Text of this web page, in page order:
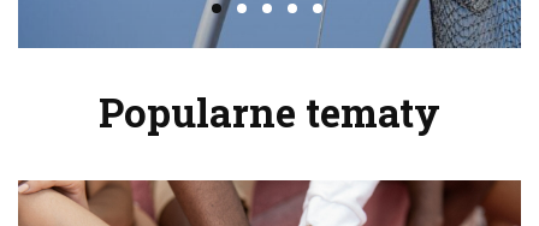
Popularne tematy